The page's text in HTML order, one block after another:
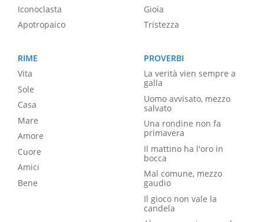
Iconoclasta
Apotropaico
Gioia
Tristezza
RIME
Vita
Sole
Casa
Mare
Amore
Cuore
Amici
Bene
PROVERBI
La verità vien sempre a
galla
Uomo avvisato, mezzo
salvato
Una rondine non fa
primavera
Il mattino ha l'oro in
bocca
Mal comune, mezzo
gaudio
Il gioco non vale la
candela